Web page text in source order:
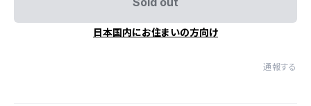
日本国内にお住まいの方向け
通報する